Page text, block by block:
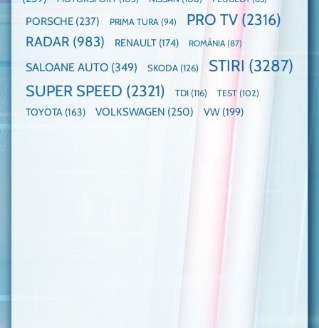
PORSCHE (237) PRIMA TURA (94) PRO TV (2316)
RADAR (983) RENAULT (174) ROMÂNIA (87)
SALOANE AUTO (349) SKODA (126) STIRI (3287)
SUPER SPEED (2321) TDI (116) TEST (102)
TOYOTA (163) VOLKSWAGEN (250) VW (199)